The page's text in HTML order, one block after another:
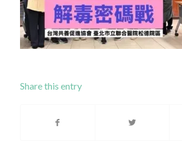
Share this entry